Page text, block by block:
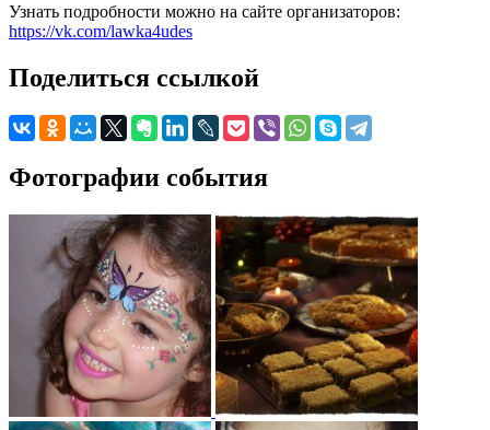
Узнать подробности можно на сайте организаторов:
https://vk.com/lawka4udes
Поделиться ссылкой
Фотографии события